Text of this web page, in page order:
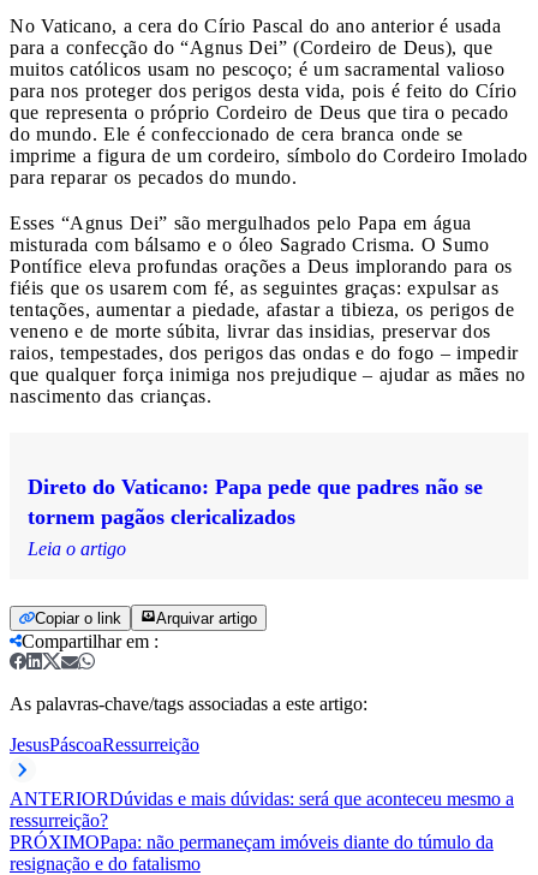
No Vaticano, a cera do Círio Pascal do ano anterior é usada
para a confecção do “Agnus Dei” (Cordeiro de Deus), que
muitos católicos usam no pescoço; é um sacramental valioso
para nos proteger dos perigos desta vida, pois é feito do Círio
que representa o próprio Cordeiro de Deus que tira o pecado
do mundo. Ele é confeccionado de cera branca onde se
imprime a figura de um cordeiro, símbolo do Cordeiro Imolado
para reparar os pecados do mundo.
Esses “Agnus Dei” são mergulhados pelo Papa em água
misturada com bálsamo e o óleo Sagrado Crisma. O Sumo
Pontífice eleva profundas orações a Deus implorando para os
fiéis que os usarem com fé, as seguintes graças: expulsar as
tentações, aumentar a piedade, afastar a tibieza, os perigos de
veneno e de morte súbita, livrar das insidias, preservar dos
raios, tempestades, dos perigos das ondas e do fogo – impedir
que qualquer força inimiga nos prejudique – ajudar as mães no
nascimento das crianças.
Direto do Vaticano: Papa pede que padres não se
tornem pagãos clericalizados
Leia o artigo
Copiar o link Arquivar artigo
Compartilhar em :
As palavras-chave/tags associadas a este artigo:
JesusPáscoaRessurreição
ANTERIORDúvidas e mais dúvidas: será que aconteceu mesmo a
ressurreição?
PRÓXIMOPapa: não permaneçam imóveis diante do túmulo da
resignação e do fatalismo